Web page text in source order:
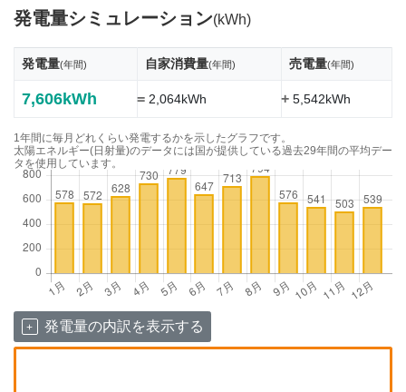
発電量シミュレーション(kWh)
発電量(年間) 自家消費量(年間) 売電量(年間)
7,606kWh =2,064kWh +5,542kWh
1年間に毎月どれくらい発電するかを示したグラフです。
太陽エネルギー(日射量)のデータには国が提供している過去29年間の平均デー
タを使用しています。
発電量の内訳を表示する